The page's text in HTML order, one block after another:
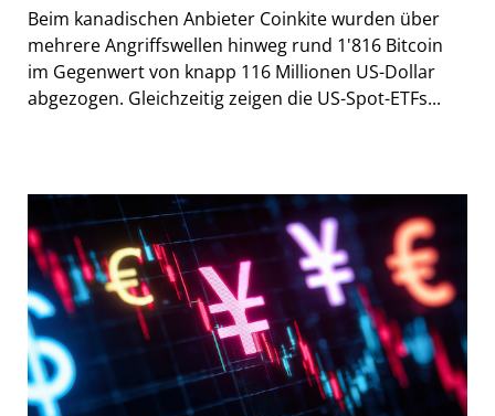
Beim kanadischen Anbieter Coinkite wurden über
mehrere Angriffswellen hinweg rund 1'816 Bitcoin
im Gegenwert von knapp 116 Millionen US-Dollar
abgezogen. Gleichzeitig zeigen die US-Spot-ETFs...